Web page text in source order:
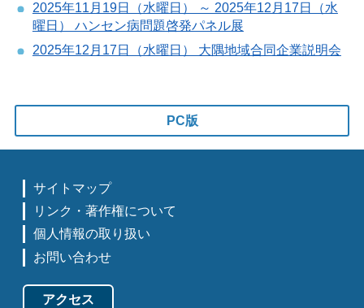
2025年11月19日（水曜日） ～ 2025年12月17日（水
曜日） ハンセン病問題啓発パネル展
2025年12月17日（水曜日） 大隅地域合同企業説明会
PC版
サイトマップ
リンク・著作権について
個人情報の取り扱い
お問い合わせ
アクセス